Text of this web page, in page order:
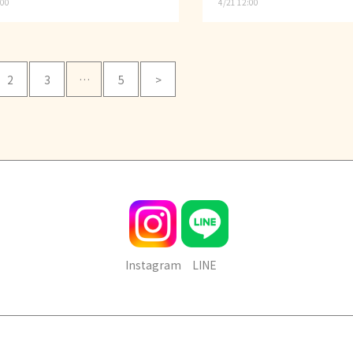
2 3 … 5 >
Instagram LINE